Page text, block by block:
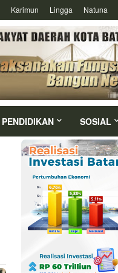
Karimun Lingga Natuna
PENDIDIKAN SOSIAL